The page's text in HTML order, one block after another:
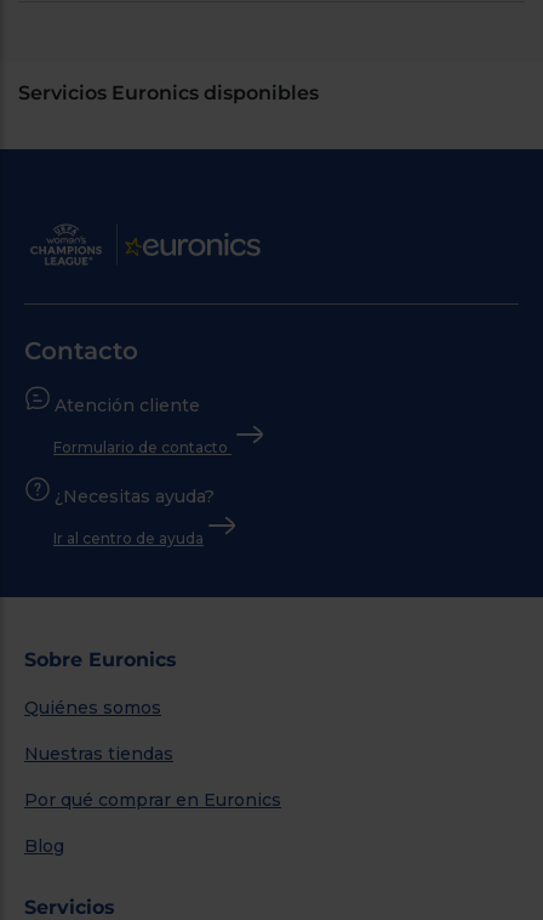
Servicios Euronics disponibles
Contacto
Atención cliente
Formulario de contacto
¿Necesitas ayuda?
Ir al centro de ayuda
Sobre Euronics
Quiénes somos
Nuestras tiendas
Por qué comprar en Euronics
Blog
Servicios